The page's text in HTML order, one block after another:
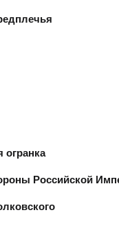
огранка
Российской